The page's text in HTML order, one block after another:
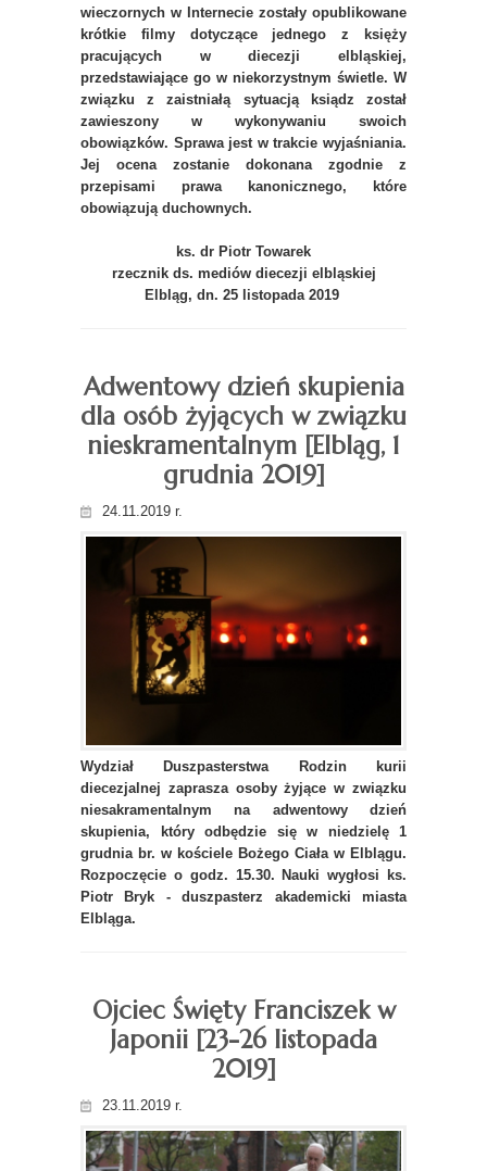
wieczornych w Internecie zostały opublikowane
krótkie filmy dotyczące jednego z księży
pracujących w diecezji elbląskiej,
przedstawiające go w niekorzystnym świetle. W
związku z zaistniałą sytuacją ksiądz został
zawieszony w wykonywaniu swoich
obowiązków. Sprawa jest w trakcie wyjaśniania.
Jej ocena zostanie dokonana zgodnie z
przepisami prawa kanonicznego, które
obowiązują duchownych.
ks. dr Piotr Towarek
rzecznik ds. mediów diecezji elbląskiej
Elbląg, dn. 25 listopada 2019
Adwentowy dzień skupienia
dla osób żyjących w związku
nieskramentalnym [Elbląg, 1
grudnia 2019]
24.11.2019 r.
Wydział Duszpasterstwa Rodzin kurii
diecezjalnej zaprasza osoby żyjące w związku
niesakramentalnym na adwentowy dzień
skupienia, który odbędzie się w niedzielę 1
grudnia br. w kościele Bożego Ciała w Elblągu.
Rozpoczęcie o godz. 15.30. Nauki wygłosi ks.
Piotr Bryk - duszpasterz akademicki miasta
Elbląga.
Ojciec Święty Franciszek w
Japonii [23-26 listopada
2019]
23.11.2019 r.